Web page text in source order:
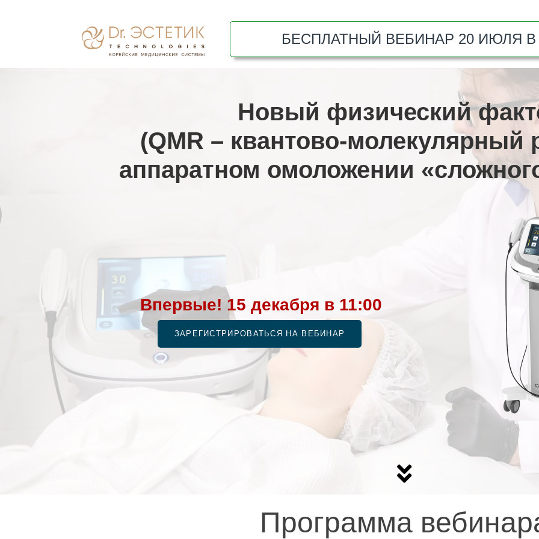
БЕСПЛАТНЫЙ ВЕБИНАР 20 ИЮЛЯ В
Новый физический
(QMR – квантово-молекулярный
аппаратном омоложении
Впервые! 15 декабря в 11:00
ЗАРЕГИСТРИРОВАТЬСЯ НА ВЕБИНАР
Программа